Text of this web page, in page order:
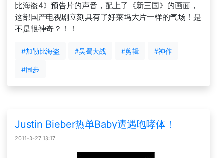
比海盗4》预告片的声音，配上了《新三国》的画面，
这部国产电视剧立刻具有了好莱坞大片一样的气场！是
不是很神奇？！！
#加勒比海盗 #吴蜀大战 #剪辑 #神作
#同步
Justin Bieber热单Baby遭遇咆哮体！
2011-3-27 18:17